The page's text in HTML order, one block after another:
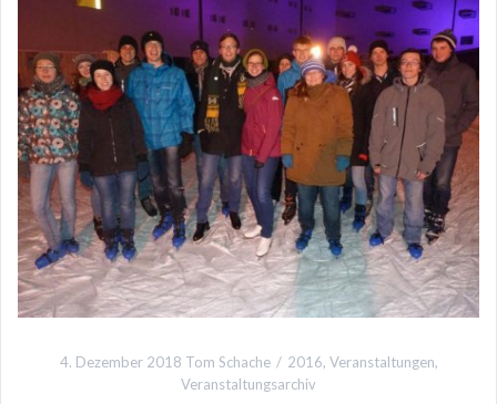
4. Dezember 2018 Tom Schache 2016, Veranstaltungen,
Veranstaltungsarchiv